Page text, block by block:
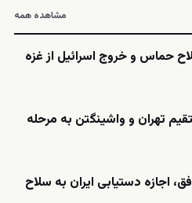
مشاهده همه
حماس و خروج اسرائیل از غزه
تهران و واشینگتن به مرحله
اجازه دستیابی ایران به سلاح